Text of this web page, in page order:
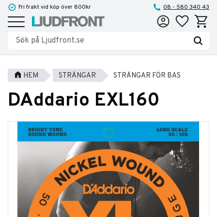
Meny
Fri frakt vid köp över 800kr 08 - 580 340 43
Favoriter
HEM STRÄNGAR STRÄNGAR FÖR BAS
DAddario EXL160